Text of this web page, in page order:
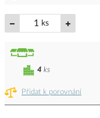
ks
Přidat k porovnání
4 ks